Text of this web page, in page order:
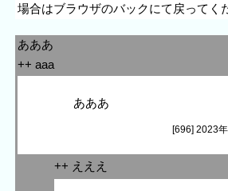
場合はブラウザのバックにて戻ってく
あああ
++ aaa
あああ
[696] 2023
++ えええ